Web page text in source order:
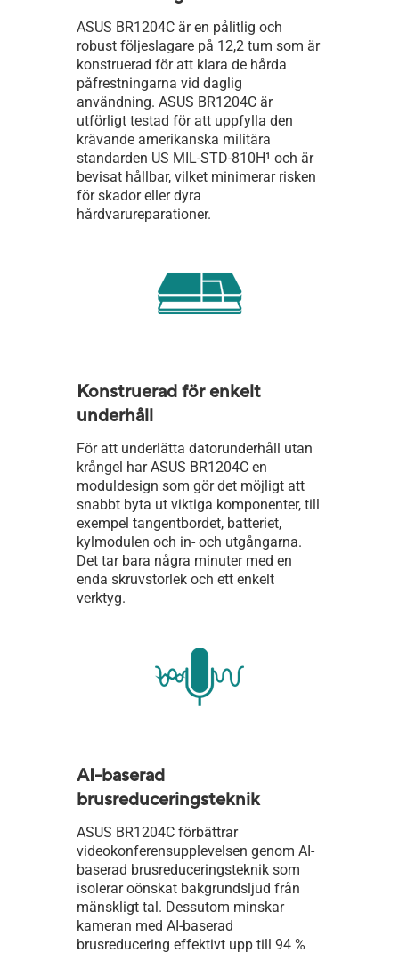
ASUS BR1204C är en pålitlig och
robust följeslagare på 12,2 tum som är
konstruerad för att klara de hårda
påfrestningarna vid daglig
användning. ASUS BR1204C är
utförligt testad för att uppfylla den
krävande amerikanska militära
standarden US MIL-STD-810H1 och är
bevisat hållbar, vilket minimerar risken
för skador eller dyra
hårdvarureparationer.
​Konstruerad för enkelt
underhåll
​För att underlätta datorunderhåll utan
krångel har ASUS BR1204C en
moduldesign som gör det möjligt att
snabbt byta ut viktiga komponenter, till
exempel tangentbordet, batteriet,
kylmodulen och in- och utgångarna.
Det tar bara några minuter med en
enda skruvstorlek och ett enkelt
verktyg.
AI-baserad
brusreduceringsteknik
ASUS BR1204C förbättrar
videokonferensupplevelsen genom AI-
baserad brusreduceringsteknik som
isolerar oönskat bakgrundsljud från
mänskligt tal. Dessutom minskar
kameran med AI-baserad
brusreducering effektivt upp till 94 %